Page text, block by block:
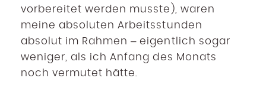
vorbereitet werden musste), waren
meine absoluten Arbeitsstunden
absolut im Rahmen – eigentlich sogar
weniger, als ich Anfang des Monats
noch vermutet hätte.